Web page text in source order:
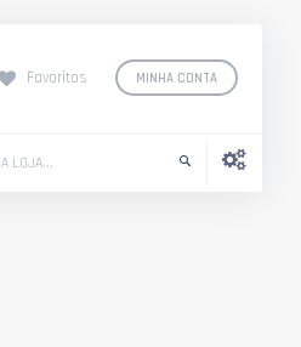
Favoritos MINHA CONTA